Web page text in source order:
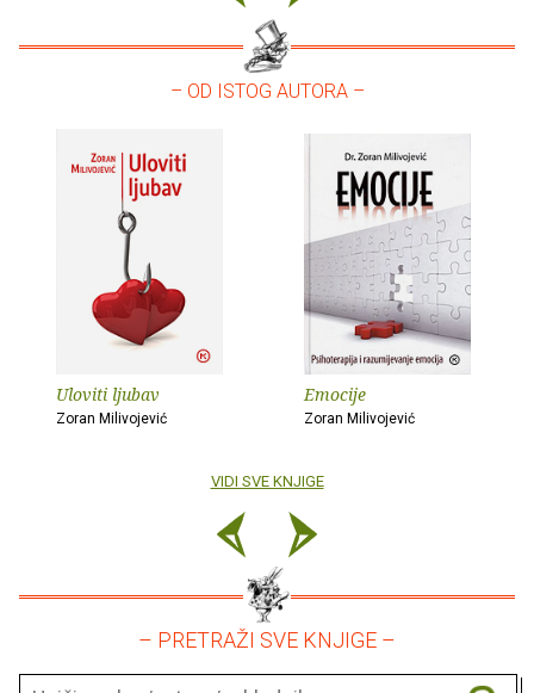
– OD ISTOG AUTORA –
Uloviti ljubav
Zoran Milivojević
Emocije
Zoran Milivojević
VIDI SVE KNJIGE
– PRETRAŽI SVE KNJIGE –